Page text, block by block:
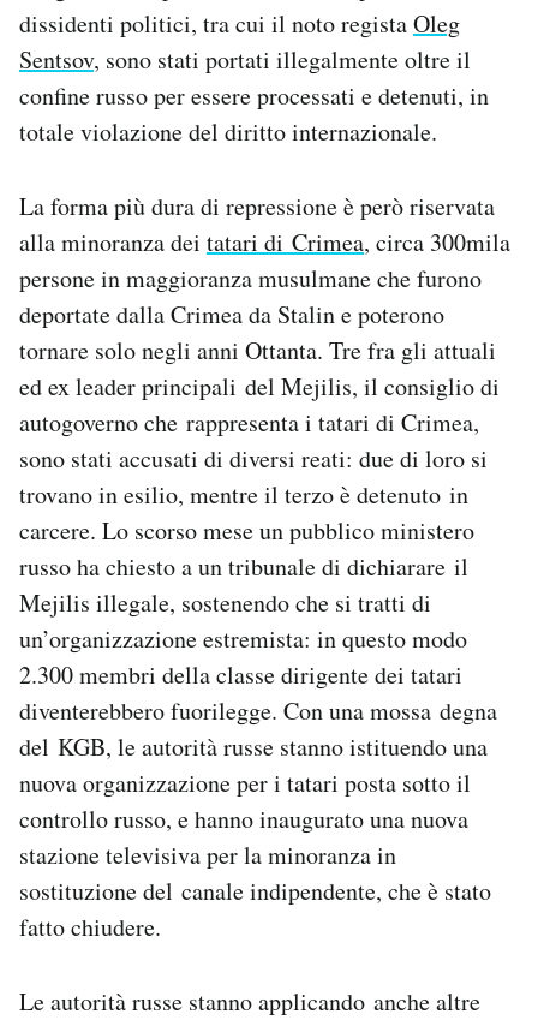
dissidenti politici, tra cui il noto registaOleg
Sentsov, sono stati portati illegalmente oltre il
confine russo per essere processati e detenuti, in
totale violazione del diritto internazionale.
La forma più dura di repressione è però riservata
alla minoranza dei tatari di Crimea, circa 300mila
persone in maggioranza musulmane che furono
deportate dalla Crimea da Stalin e poterono
tornare solo negli anni Ottanta. Tre fra gli attuali
ed ex leader principali del Mejilis, il consiglio di
autogoverno che rappresenta i tatari di Crimea,
sono stati accusati di diversi reati: due di loro si
trovano in esilio, mentre il terzo è detenuto in
carcere. Lo scorso mese un pubblico ministero
russo ha chiesto a un tribunale di dichiarare il
Mejilis illegale, sostenendo che si tratti di
un’organizzazione estremista: in questo modo
2.300 membri della classe dirigente dei tatari
diventerebbero fuorilegge. Con una mossa degna
del KGB, le autorità russe stanno istituendo una
nuova organizzazione per i tatari posta sotto il
controllo russo, e hanno inaugurato una nuova
stazione televisiva per la minoranza in
sostituzione del canale indipendente, che è stato
fatto chiudere.
Le autorità russe stanno applicando anche altre